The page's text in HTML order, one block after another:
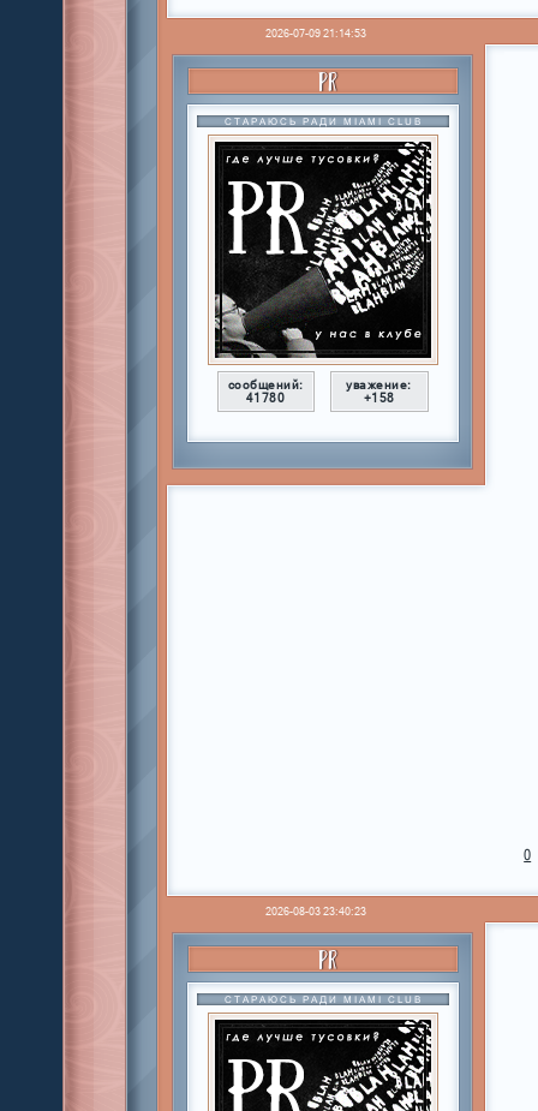
2026-07-09 21:14:53
PR
СТАРАЮСЬ РАДИ MIAMI CLUB
сообщений:
41780
уважение:
+158
0
2026-08-03 23:40:23
PR
СТАРАЮСЬ РАДИ MIAMI CLUB